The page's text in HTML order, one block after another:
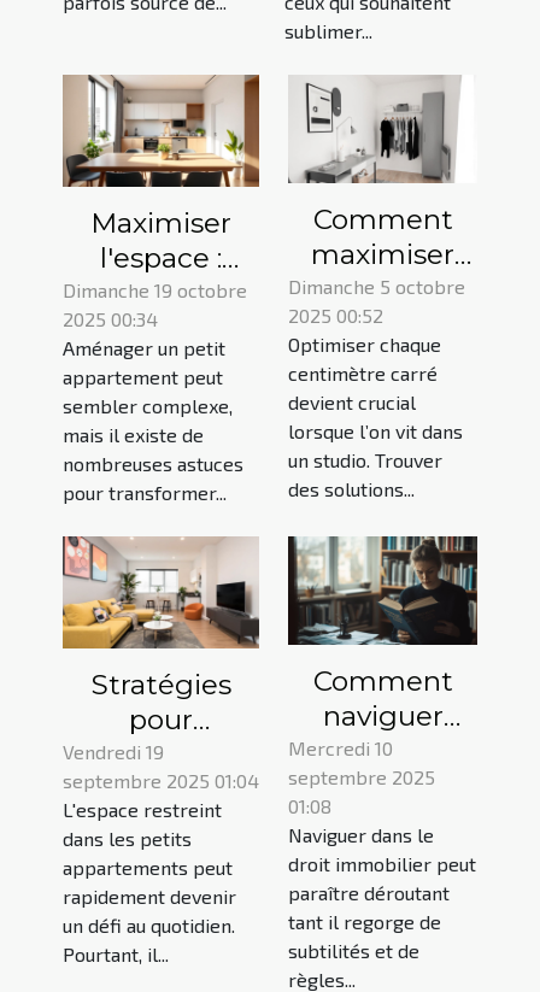
sublimer...
Maximiser
l'espace :
solutions
créatives pour
petits
appartements
Dimanche 19 octobre
2025 00:34
Aménager un petit
appartement peut
sembler complexe,
mais il existe de
nombreuses astuces
pour transformer...
Comment
maximiser
l'espace dans
votre studio :
astuces
inédites
Dimanche 5 octobre
2025 00:52
Optimiser chaque
centimètre carré
devient crucial
lorsque l’on vit dans
un studio. Trouver
des solutions...
Stratégies
pour
optimiser
l'espace dans
les petits
appartements
Vendredi 19
septembre 2025 01:04
L'espace restreint
dans les petits
appartements peut
rapidement devenir
un défi au quotidien.
Pourtant, il...
Comment
naviguer
dans les
complexités
du droit
immobilier ?
Mercredi 10
septembre 2025
01:08
Naviguer dans le
droit immobilier peut
paraître déroutant
tant il regorge de
subtilités et de
règles...